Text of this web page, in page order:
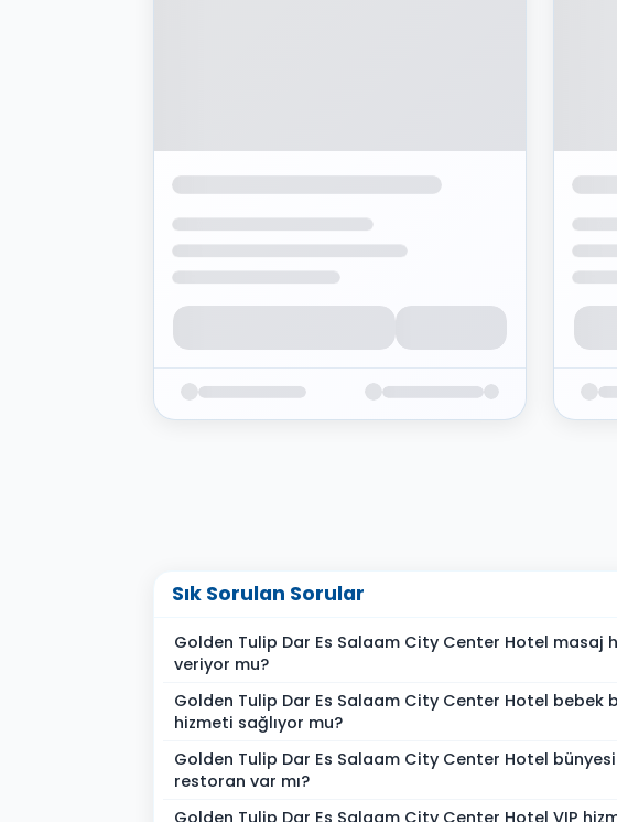
Sık Sorulan Sorular
Golden Tulip Dar Es Salaam City Center Hotel masaj
veriyor mu?
Golden Tulip Dar Es Salaam City Center Hotel bebek
hizmeti sağlıyor mu?
Golden Tulip Dar Es Salaam City Center Hotel
restoran var mı?
Golden Tulip Dar Es Salaam City Center Hotel VIP